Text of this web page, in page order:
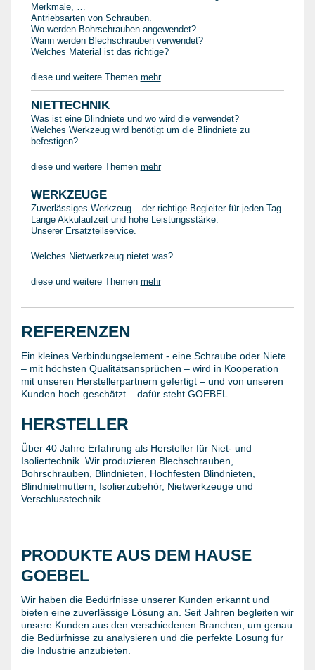
Merkmale, …
Antriebsarten von Schrauben.
Wo werden Bohrschrauben angewendet?
Wann werden Blechschrauben verwendet?
Welches Material ist das richtige?
diese und weitere Themen mehr
NIETTECHNIK
Was ist eine Blindniete und wo wird die verwendet?
Welches Werkzeug wird benötigt um die Blindniete zu
befestigen?
diese und weitere Themen mehr
WERKZEUGE
Zuverlässiges Werkzeug – der richtige Begleiter für jeden Tag.
Lange Akkulaufzeit und hohe Leistungsstärke.
Unserer Ersatzteilservice.
Welches Nietwerkzeug nietet was?
diese und weitere Themen mehr
REFERENZEN
Ein kleines Verbindungselement - eine Schraube oder Niete
– mit höchsten Qualitätsansprüchen – wird in Kooperation
mit unseren Herstellerpartnern gefertigt – und von unseren
Kunden hoch geschätzt – dafür steht GOEBEL.
HERSTELLER
Über 40 Jahre Erfahrung als Hersteller für Niet- und
Isoliertechnik. Wir produzieren Blechschrauben,
Bohrschrauben, Blindnieten, Hochfesten Blindnieten,
Blindnietmuttern, Isolierzubehör, Nietwerkzeuge und
Verschlusstechnik.
PRODUKTE AUS DEM HAUSE
GOEBEL
Wir haben die Bedürfnisse unserer Kunden erkannt und
bieten eine zuverlässige Lösung an. Seit Jahren begleiten wir
unsere Kunden aus den verschiedenen Branchen, um genau
die Bedürfnisse zu analysieren und die perfekte Lösung für
die Industrie anzubieten.